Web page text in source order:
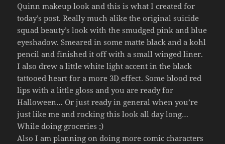
Quinn makeup look and this is what I created for
today’s post. Really much alike the original suicide
squad beauty’s look with the smudged pink and blue
eyeshadow. Smeared in some matte black and a kohl
pencil and finished it off with a small winged liner.
I also drew a little white light accent in the black
tattooed heart for a more 3D effect. Some blood red
lips with a little gloss and you are ready for
Halloween… Or just ready in general when you’re
just like me and rocking this look all day long…
While doing groceries ;)
Also I am planning on doing more comic characters